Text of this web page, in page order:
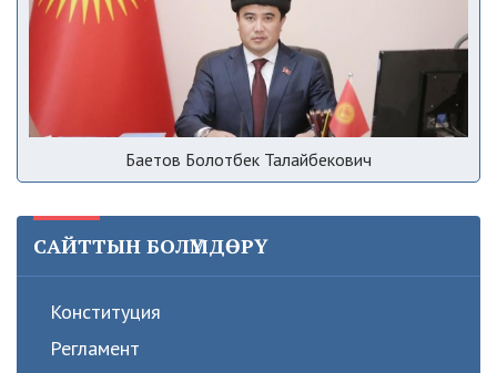
Баетов Болотбек Талайбекович
САЙТТЫН БОЛҮМДӨРҮ
Конституция
Регламент